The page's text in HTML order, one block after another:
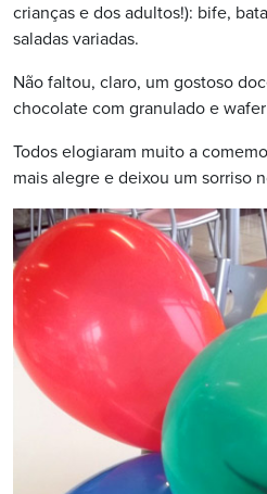
crianças e dos adultos!): bife,
saladas variadas.
Não faltou, claro, um gostoso
chocolate com granulado e
Todos elogiaram muito a
mais alegre e deixou um sorriso